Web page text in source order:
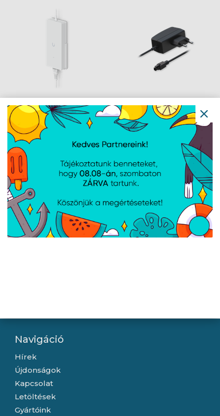
Ubiquiti AC Adapter
210W 54V
Teltonika EU tápegység,
9 W
Navigáció
Hírek
Újdonságok
Kapcsolat
Letöltések
Gyártóink